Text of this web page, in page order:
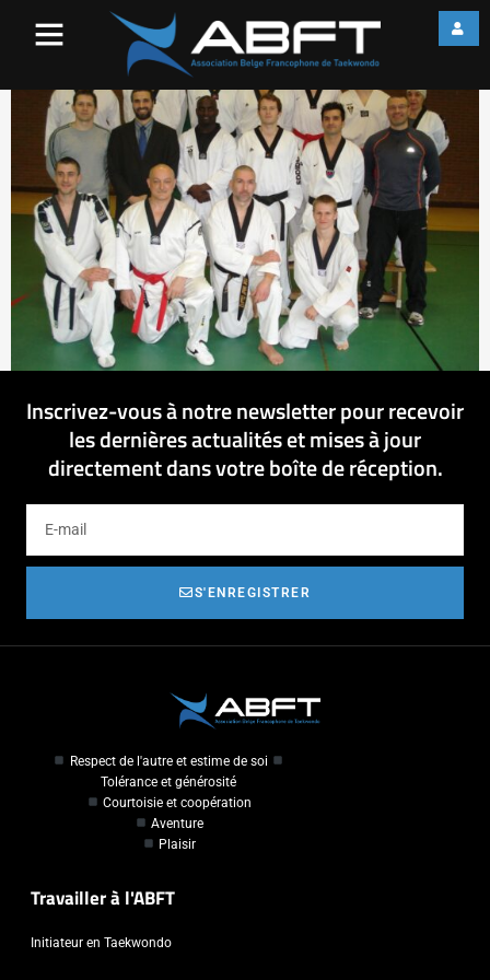
Inscrivez-vous à notre newsletter pour recevoir
les dernières actualités et mises à jour
directement dans votre boîte de réception.
S'ENREGISTRER
Respect de l'autre et estime de soi
Tolérance et générosité
Courtoisie et coopération
Aventure
Plaisir
Travailler à l'ABFT
Initiateur en Taekwondo